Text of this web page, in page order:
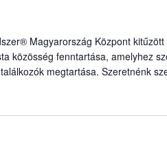
Magyarország Központ
közösség fenntartása, amelyhez
megtartása. Szeretnénk